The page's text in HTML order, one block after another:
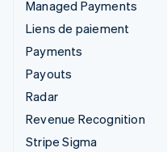
Managed Payments
Liens de paiement
Payments
Payouts
Radar
Revenue Recognition
Stripe Sigma